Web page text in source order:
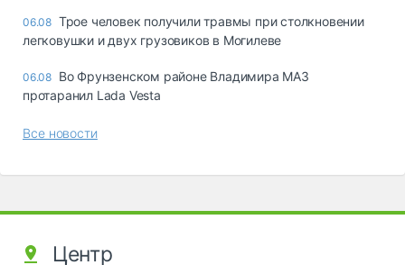
06.08 Трое человек получили травмы при столкновении
легковушки и двух грузовиков в Могилеве
06.08 Во Фрунзенском районе Владимира МАЗ
протаранил Lada Vesta
Все новости
Центр